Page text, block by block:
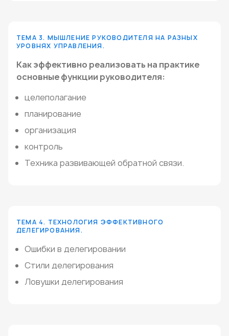
ТЕМА 3. МЫШЛЕНИЕ РУКОВОДИТЕЛЯ НА РАЗНЫХ
УРОВНЯХ УПРАВЛЕНИЯ.
Как эффективно реализовать на практике
основные функции руководителя:
целеполагание
планирование
организация
контроль
Техника развивающей обратной связи.
ТЕМА 4. ТЕХНОЛОГИЯ ЭФФЕКТИВНОГО
ДЕЛЕГИРОВАНИЯ.
Ошибки в делегировании
Стили делегирования
Ловушки делегирования